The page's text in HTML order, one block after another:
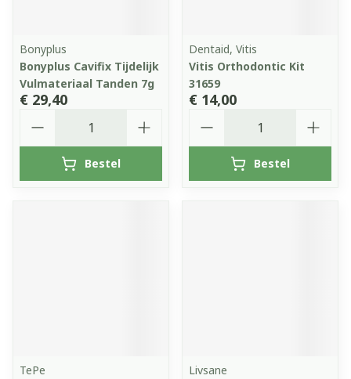
Bonyplus
Bonyplus Cavifix Tijdelijk
Vulmateriaal Tanden 7g
€ 29,40
Bestel
Dentaid, Vitis
Vitis Orthodontic Kit
31659
€ 14,00
Bestel
TePe
Livsane